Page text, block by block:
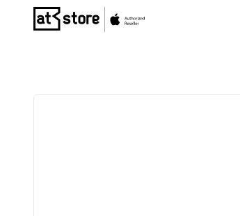
Posjetite početnu stranicu AT Store